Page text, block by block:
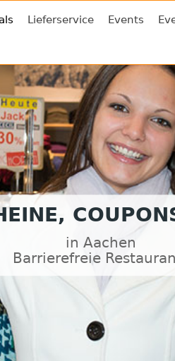
Lieferservice Events
in Aachen
Barrierefreie